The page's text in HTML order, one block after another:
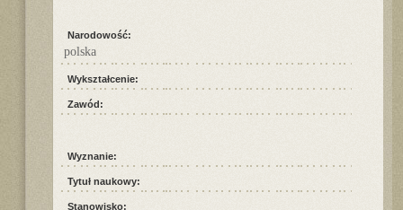
Narodowość:
polska
Wykształcenie:
Zawód:
Wyznanie:
Tytuł naukowy:
Stanowisko: